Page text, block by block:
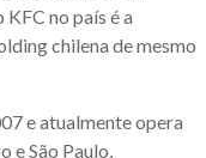
no país é a
chilena de mesmo
e atualmente opera
e São Paulo,